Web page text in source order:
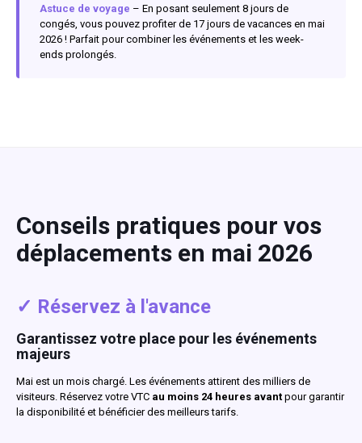
Astuce de voyage – En posant seulement 8 jours de
congés, vous pouvez profiter de 17 jours de vacances en mai
2026 ! Parfait pour combiner les événements et les week-
ends prolongés.
Conseils pratiques pour vos
déplacements en mai 2026
✓ Réservez à l'avance
Garantissez votre place pour les événements
majeurs
Mai est un mois chargé. Les événements attirent des milliers de
visiteurs. Réservez votre VTC au moins 24 heures avant pour garantir
la disponibilité et bénéficier des meilleurs tarifs.